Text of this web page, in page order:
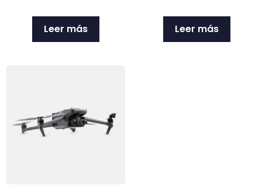
Leer más Leer más